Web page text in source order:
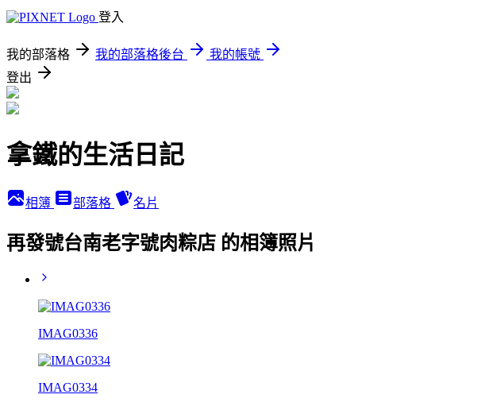
登入
我的部落格 我的部落格後台
我的帳號
登出
拿鐵的生活日記
相簿 部落格 名片
再發號台南老字號肉粽店 的相簿照片
IMAG0336
IMAG0334